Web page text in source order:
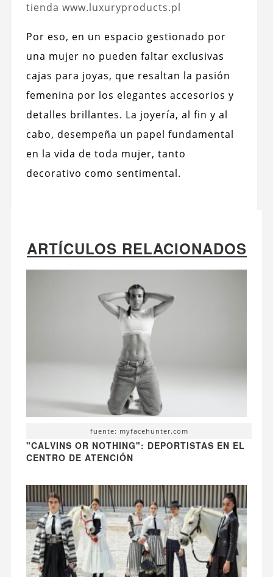
tienda www.luxuryproducts.pl
Por eso, en un espacio gestionado por
una mujer no pueden faltar exclusivas
cajas para joyas, que resaltan la pasión
femenina por los elegantes accesorios y
detalles brillantes. La joyería, al fin y al
cabo, desempeña un papel fundamental
en la vida de toda mujer, tanto
decorativo como sentimental.
ARTÍCULOS RELACIONADOS
fuente: myfacehunter.com
"CALVINS OR NOTHING": DEPORTISTAS EN EL
CENTRO DE ATENCIÓN